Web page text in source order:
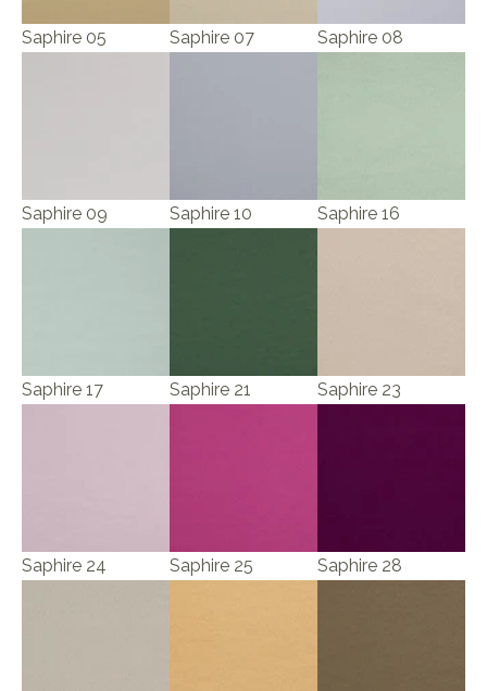
Saphire 05 Saphire 07 Saphire 08
Saphire 09 Saphire 10 Saphire 16
Saphire 17 Saphire 21 Saphire 23
Saphire 24 Saphire 25 Saphire 28